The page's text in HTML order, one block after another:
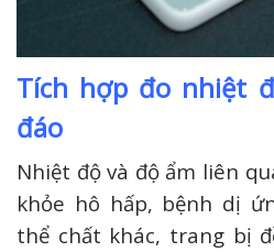
Tích hợp đo nhiệt
đáo
Nhiệt độ và độ ẩm liên
khỏe hô hấp, bệnh dị
thể chất khác, trang bị